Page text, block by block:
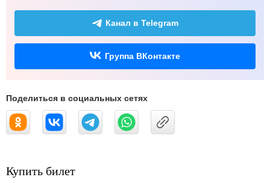
Канал в Telegram
Группа ВКонтакте
Поделиться в социальных сетях
Купить билет